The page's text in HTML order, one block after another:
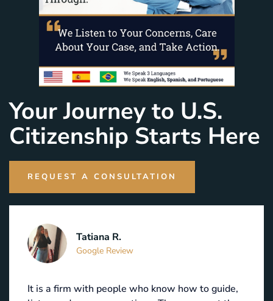
Your Journey to U.S.
Citizenship Starts Here
REQUEST A CONSULTATION
Tatiana R.
Google Review
It is a firm with people who know how to guide,